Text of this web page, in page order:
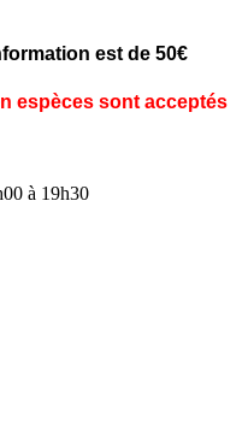
est de 50€
espèces sont acceptés
à 19h30